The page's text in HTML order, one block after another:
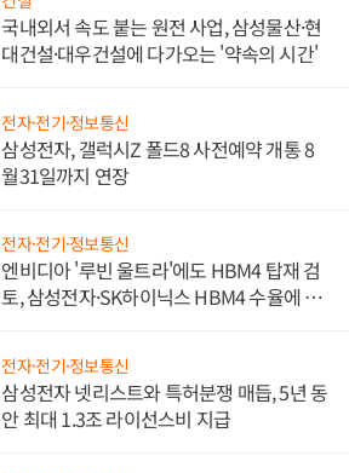
국내외서 속도 붙는 원전 사업, 삼성물산·현
대건설·대우건설에 다가오는 '약속의 시간'
전자·전기·정보통신
삼성전자, 갤럭시Z 폴드8 사전예약 개통 8
월31일까지 연장
전자·전기·정보통신
엔비디아 '루빈 울트라'에도 HBM4 탑재 검
토, 삼성전자·SK하이닉스 HBM4 수율에 주
전자·전기·정보통신
삼성전자 넷리스트와 특허분쟁 매듭, 5년 동
안 최대 1.3조 라이선스비 지급